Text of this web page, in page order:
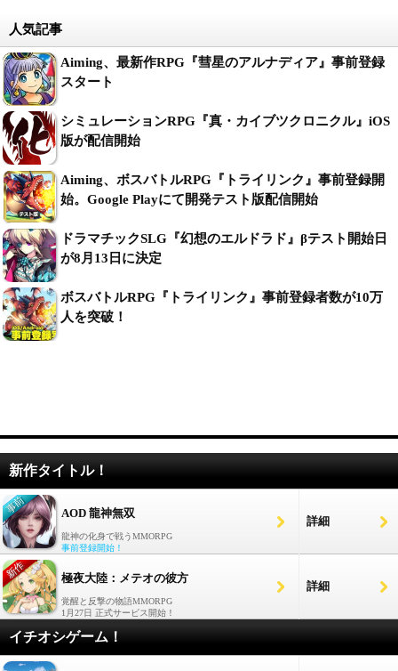
人気記事
Aiming、最新作RPG『彗星のアルナディア』事前登録
スタート
シミュレーションRPG『真・カイブツクロニクル』iOS
版が配信開始
Aiming、ボスバトルRPG『トライリンク』事前登録開
始。Google Playにて開発テスト版配信開始
ドラマチックSLG『幻想のエルドラド』βテスト開始日
が8月13日に決定
ボスバトルRPG『トライリンク』事前登録者数が10万
人を突破！
新作タイトル！
AOD 龍神無双
龍神の化身で戦うMMORPG
事前登録開始！
詳細
極夜大陸：メテオの彼方
覚醒と反撃の物語MMORPG
1月27日 正式サービス開始！
詳細
イチオシゲーム！